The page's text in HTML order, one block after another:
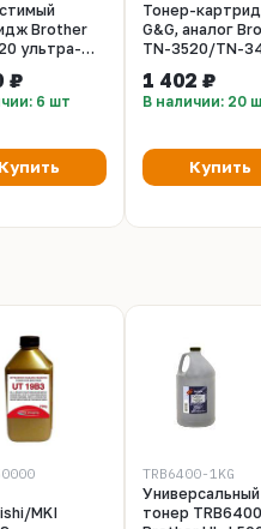
Brother
ультра-
20 000 стр.
₽
6 шт
Купить
Тонер-
G&G, аналог
TN-3520/TN-
1 402 ₽
В наличии: 20
Купить
MKI
TRB6400-1KG
Универсальный
тонер